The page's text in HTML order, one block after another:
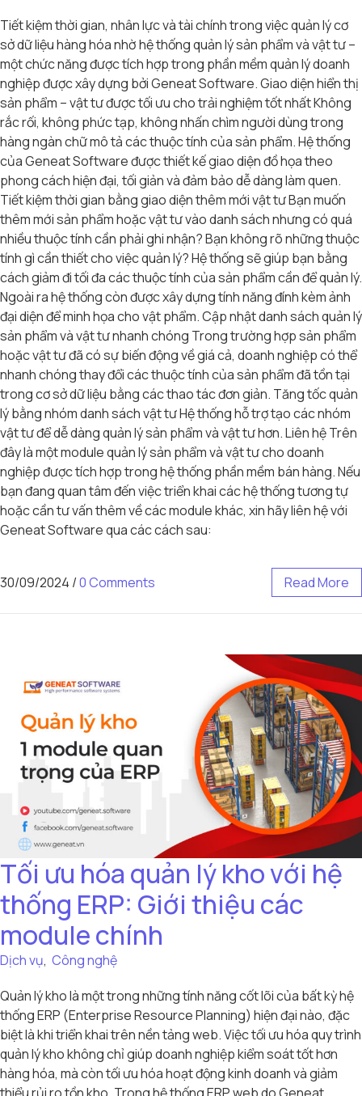
Tiết kiệm thời gian, nhân lực và tài chính trong việc quản lý cơ
sở dữ liệu hàng hóa nhờ hệ thống quản lý sản phẩm và vật tư –
một chức năng được tích hợp trong phần mềm quản lý doanh
nghiệp được xây dựng bởi Geneat Software. Giao diện hiển thị
sản phẩm – vật tư được tối ưu cho trải nghiệm tốt nhất Không
rắc rối, không phức tạp, không nhấn chìm người dùng trong
hàng ngàn chữ mô tả các thuộc tính của sản phẩm. Hệ thống
của Geneat Software được thiết kế giao diện đồ họa theo
phong cách hiện đại, tối giản và đảm bảo dễ dàng làm quen.
Tiết kiệm thời gian bằng giao diện thêm mới vật tư Bạn muốn
thêm mới sản phẩm hoặc vật tư vào danh sách nhưng có quá
nhiều thuộc tính cần phải ghi nhận? Bạn không rõ những thuộc
tính gì cần thiết cho việc quản lý? Hệ thống sẽ giúp bạn bằng
cách giảm đi tối đa các thuộc tính của sản phẩm cần để quản lý.
Ngoài ra hệ thống còn được xây dựng tính năng đính kèm ảnh
đại diện để minh họa cho vật phẩm. Cập nhật danh sách quản lý
sản phẩm và vật tư nhanh chóng Trong trường hợp sản phẩm
hoặc vật tư đã có sự biến động về giá cả, doanh nghiệp có thể
nhanh chóng thay đổi các thuộc tính của sản phẩm đã tồn tại
trong cơ sở dữ liệu bằng các thao tác đơn giản. Tăng tốc quản
lý bằng nhóm danh sách vật tư Hệ thống hỗ trợ tạo các nhóm
vật tư để dễ dàng quản lý sản phẩm và vật tư hơn. Liên hệ Trên
đây là một module quản lý sản phẩm và vật tư cho doanh
nghiệp được tích hợp trong hệ thống phần mềm bán hàng. Nếu
bạn đang quan tâm đến việc triển khai các hệ thống tương tự
hoặc cần tư vấn thêm về các module khác, xin hãy liên hệ với
Geneat Software qua các cách sau:
30/09/2024 /0 Comments Read More
Tối ưu hóa quản lý kho với hệ
thống ERP: Giới thiệu các
module chính
Dịch vụ, Công nghệ
Quản lý kho là một trong những tính năng cốt lõi của bất kỳ hệ
thống ERP (Enterprise Resource Planning) hiện đại nào, đặc
biệt là khi triển khai trên nền tảng web. Việc tối ưu hóa quy trình
quản lý kho không chỉ giúp doanh nghiệp kiểm soát tốt hơn
hàng hóa, mà còn tối ưu hóa hoạt động kinh doanh và giảm